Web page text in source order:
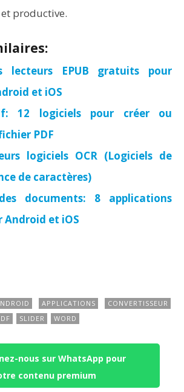
productive.
lecteurs EPUB gratuits pour
et iOS
12 logiciels pour créer ou
PDF
logiciels OCR (Logiciels de
de caractères)
documents: 8 applications
Android et iOS
APPLICATIONS
CONVERTISSEUR
SLIDER WORD
nous sur WhatsApp pour
contenu premium